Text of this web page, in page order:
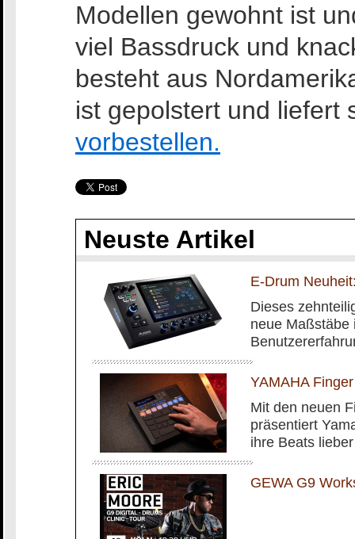
Modellen gewohnt ist
viel Bassdruck und
besteht aus
ist gepolstert und liefert
vorbestellen.
Neuste Artikel
E-Drum
Dieses
neue Maßstäbe
YAMAHA
Mit den neuen
präsentiert
ihre Beats
GEWA G9